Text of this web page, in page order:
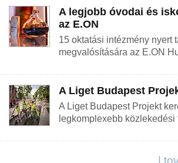
A legjobb óvodai és
az E.ON
15 oktatási intézmény nyert
megvalósítására az E.ON
A Liget Budapest
A Liget Budapest Projekt
legkomplexebb
|